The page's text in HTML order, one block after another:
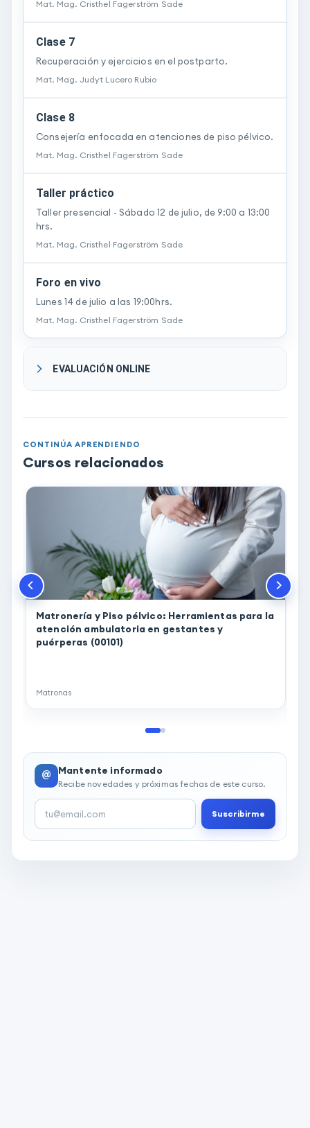
Mat. Mag. Cristhel Fagerström Sade
Clase 7
Recuperación y ejercicios en el postparto.
Mat. Mag. Judyt Lucero Rubio
Clase 8
Consejería enfocada en atenciones de piso pélvico.
Mat. Mag. Cristhel Fagerström Sade
Taller práctico
Taller presencial - Sábado 12 de julio, de 9:00 a 13:00
hrs.
Mat. Mag. Cristhel Fagerström Sade
Foro en vivo
Lunes 14 de julio a las 19:00hrs.
Mat. Mag. Cristhel Fagerström Sade
EVALUACIÓN ONLINE
CONTINÚA APRENDIENDO
Cursos relacionados
Matronería y Piso pélvico: Herramientas para la
atención ambulatoria en gestantes y
puérperas (00101)
Matronas
@ Mantente informado
Recibe novedades y próximas fechas de este curso.
Suscribirme